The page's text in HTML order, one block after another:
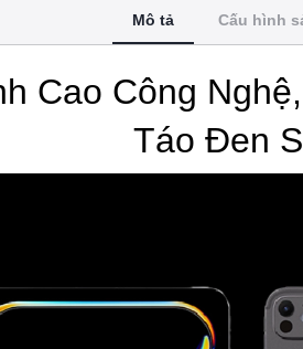
Mô tả Cấu hình
Cao Công
Táo Đen